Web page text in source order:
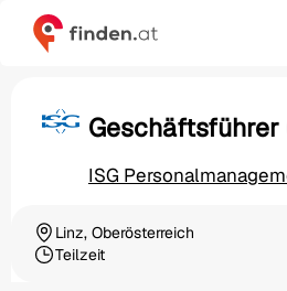
ISG
Ortschaft
Linz, Oberösterreich
Beschäftigungsart
Teilzeit